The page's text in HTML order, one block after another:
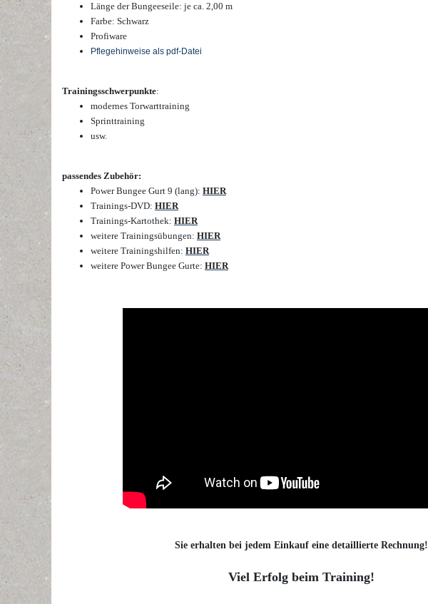
Länge der Bungeeseile: je ca. 2,00 m
Farbe: Schwarz
Profiware
Pflegehinweise als pdf-Datei
Trainingsschwerpunkte:
modernes Torwarttraining
Sprinttraining
usw.
passendes Zubehör:
Power Bungee Gurt 9 (lang): HIER
Trainings-DVD: HIER
Trainings-Kartothek: HIER
weitere Trainingsübungen: HIER
weitere Trainingshilfen: HIER
weitere Power Bungee Gurte: HIER
Sie erhalten bei jedem Einkauf eine detaillierte Rechnung!
Viel Erfolg beim Training!